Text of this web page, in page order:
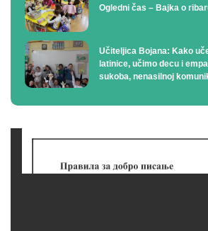
Ogledni čas – Bajka o
Učiteljica Bojana: Kako
latinice, učimo decu i
sukoba, nenasilnoj